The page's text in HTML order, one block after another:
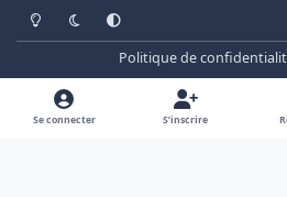
Light ModeDark ModeSystem Preference
Politique de
www.cheminots.net - Forum
Powered by
Invision
Se connecter S’inscrire